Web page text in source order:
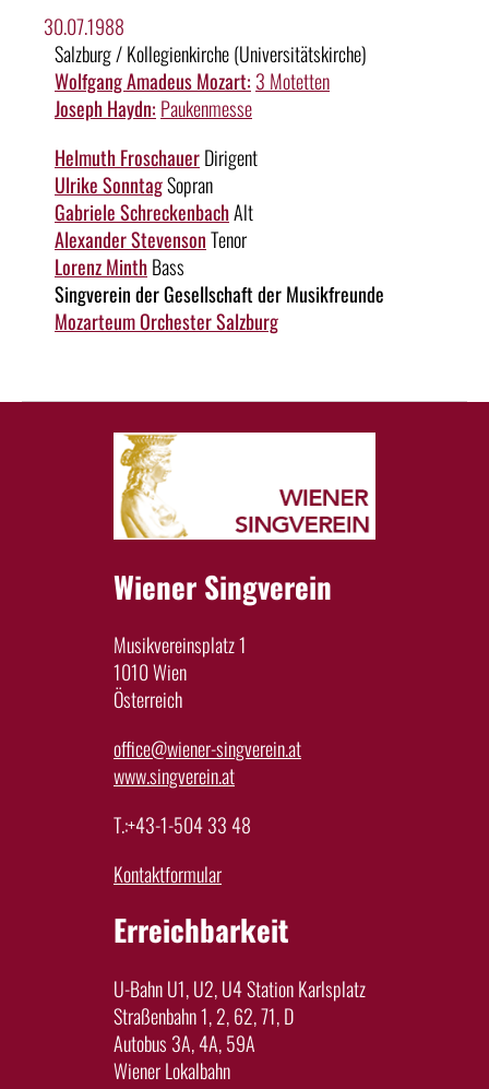
30.07.1988
Salzburg / Kollegienkirche (Universitätskirche)
Wolfgang Amadeus Mozart: 3 Motetten
Joseph Haydn: Paukenmesse
Helmuth FroschauerDirigent
Ulrike SonntagSopran
Gabriele SchreckenbachAlt
Alexander StevensonTenor
Lorenz MinthBass
Singverein der Gesellschaft der Musikfreunde
Mozarteum Orchester Salzburg
Wiener Singverein
Musikvereinsplatz 1
1010 Wien
Österreich
office@wiener-singverein.at
www.singverein.at
T.:+43-1-504 33 48
Kontaktformular
Erreichbarkeit
U-Bahn U1, U2, U4 Station Karlsplatz
Straßenbahn 1, 2, 62, 71, D
Autobus 3A, 4A, 59A
Wiener Lokalbahn